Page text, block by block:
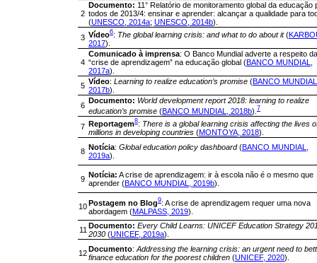
2
Documento: 11° Relatório de monitoramento global da educação
todos de 2013/4: ensinar e aprender: alcançar a qualidade para
(UNESCO, 2014a; UNESCO, 2014b).
3 Vídeo6: The global learning crisis: and what to do about it(
2017).
4
Comunicado à imprensa: O Banco Mundial adverte a respeito da
“crise de aprendizagem” na educação global (BANCO MUNDIAL,
2017a).
5 Vídeo: Learning to realize education’s promise (BANCO
2017b).
6
Documento: World development report 2018: learning to realize
education’s promise (BANCO MUNDIAL, 2018b). 7
7 Reportagem8: There is a global learning crisis affecting the lives
millions in developing countries (MONTOYA, 2018).
8 Notícia: Global education policy dashboard(BANCO MUNDIAL,
2019a).
9 Notícia: A crise de aprendizagem: ir à escola não é o mesmo que
aprender (BANCO MUNDIAL, 2019b).
10Postagem no Blog9: A crise de aprendizagem requer uma nova
abordagem (MALPASS, 2019).
11 Documento: Every Child Learns: UNICEF Education Strategy
2030 (UNICEF, 2019a).
12Documento: Addressing the learning crisis: an urgent need to
finance education for the poorest children (UNICEF, 2020).